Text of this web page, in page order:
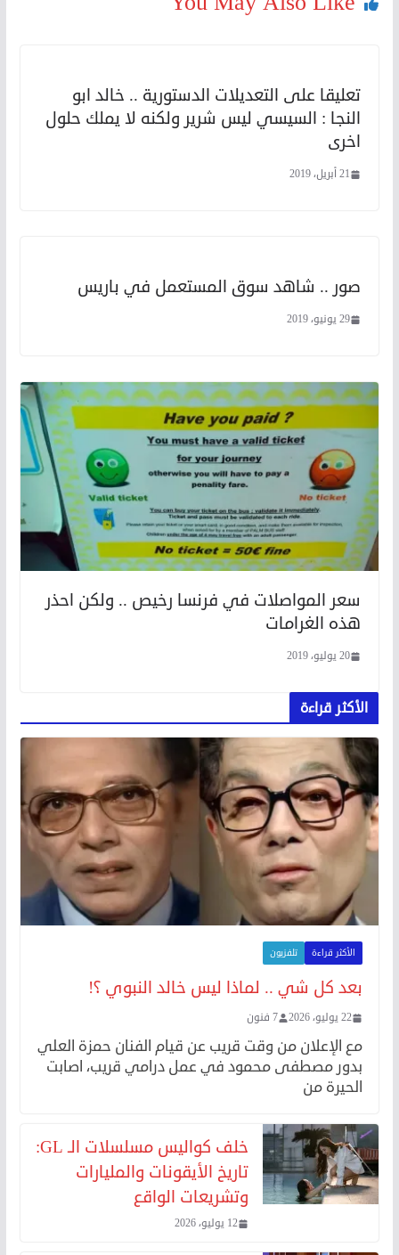
تعليقا على التعديلات الدستورية .. خالد ابو
النجا : السيسي ليس شرير ولكنه لا يملك حلول
اخرى
21 أبريل، 2019
صور .. شاهد سوق المستعمل في باريس
29 يونيو، 2019
سعر المواصلات في فرنسا رخيص .. ولكن احذر
هذه الغرامات
20 يوليو، 2019
الأكثر قراءة
الأكثر قراءة تلفزيون
بعد كل شي .. لماذا ليس خالد النبوي ؟!
22 يوليو، 2026 7 فنون
مع الإعلان من وقت قريب عن قيام الفنان حمزة العلي
بدور مصطفى محمود في عمل درامي قريب، اصابت
الحيرة من
خلف كواليس مسلسلات الـ GL:
تاريخ الأيقونات والمليارات
وتشريعات الواقع
12 يوليو، 2026